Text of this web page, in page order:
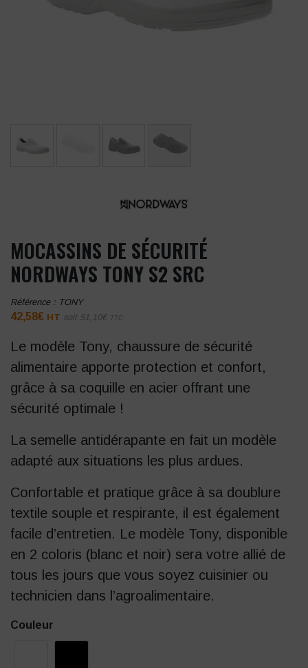
MOCASSINS DE SÉCURITÉ
NORDWAYS TONY S2 SRC
Référence : TONY
42,58€ HT soit 51,10€ TTC
Le modèle Tony, chaussure de sécurité
alimentaire apporte protection et confort,
grâce à sa coquille en acier offrant une
sécurité optimale !
La semelle antidérapante en fait un modèle
adapté aux situations les plus ardues.
Confortable et pratique grâce à sa doublure
textile souple et respirante, il est également
facile d’entretien. Le modèle Tony, disponible
en 2 coloris (blanc et noir) sera votre allié de
tous les jours que vous soyez cuisinier ou
technicien dans l’agroalimentaire.
Couleur